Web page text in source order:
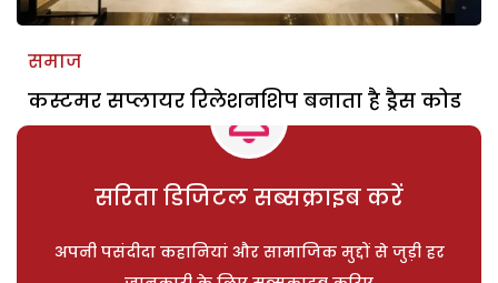
समाज
कस्टमर सप्लायर रिलेशनशिप बनाता है ड्रैस कोड
सरिता डिजिटल सब्सक्राइब करें
अपनी पसंदीदा कहानियां और सामाजिक मुद्दों से जुड़ी हर